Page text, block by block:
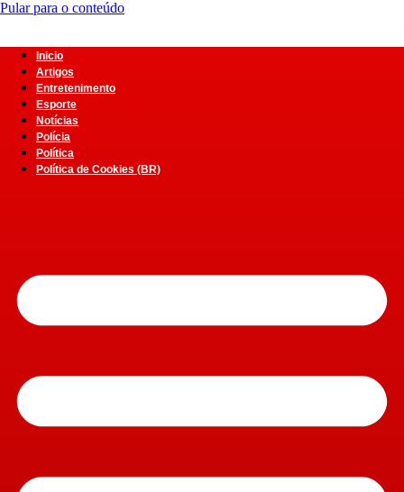
Pular para o conteúdo
Inicio
Artigos
Entretenimento
Esporte
Notícias
Polícia
Política
Política de Cookies (BR)